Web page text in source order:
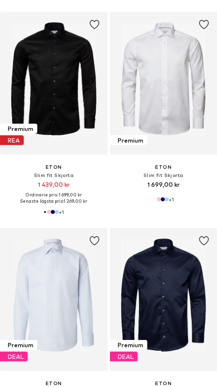
Premium
REA
ETON
Slim fit Skjorta
1 439,00 kr
Ordinarie pris: 1 699,00 kr
Senaste lägsta pris:1 269,00 kr
+1
Premium
ETON
Slim fit Skjorta
1 699,00 kr
+1
Premium
DEAL
ETON
Premium
DEAL
ETON